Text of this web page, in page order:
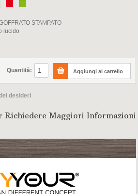
STAMPATO
lucido
Quantità:
desideri
Richiedere Maggiori Informazioni